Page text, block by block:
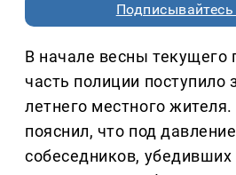
В начале весны текущего
часть полиции поступило
летнего местного
пояснил, что под
собеседников, убедивших